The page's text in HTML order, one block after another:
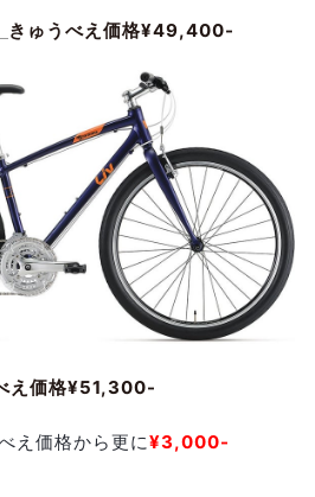
きゅうべえ価格¥49,400-
え価格¥51,300-
え価格から更に¥3,000-